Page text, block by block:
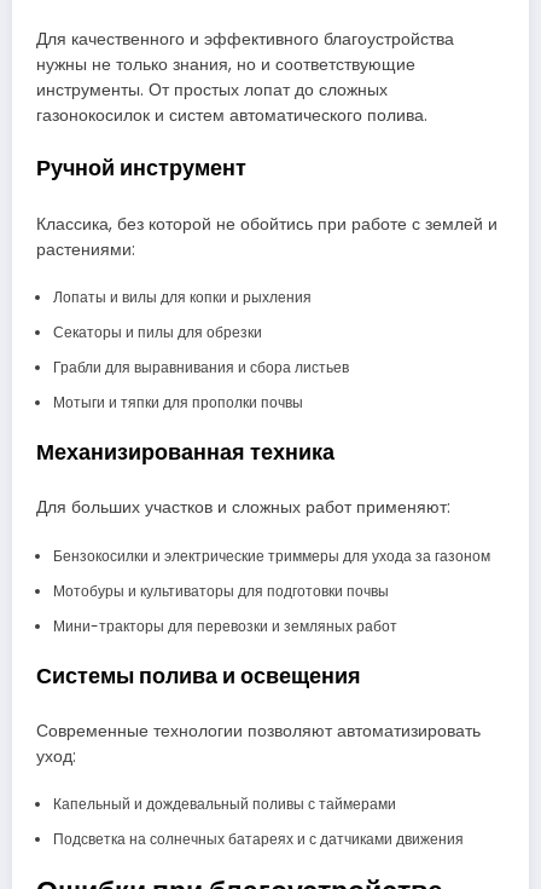
Для качественного и эффективного благоустройства
нужны не только знания, но и соответствующие
инструменты. От простых лопат до сложных
газонокосилок и систем автоматического полива.
Ручной инструмент
Классика, без которой не обойтись при работе с землей и
растениями:
Лопаты и вилы для копки и рыхления
Секаторы и пилы для обрезки
Грабли для выравнивания и сбора листьев
Мотыги и тяпки для прополки почвы
Механизированная техника
Для больших участков и сложных работ применяют:
Бензокосилки и электрические триммеры для ухода за газоном
Мотобуры и культиваторы для подготовки почвы
Мини-тракторы для перевозки и земляных работ
Системы полива и освещения
Современные технологии позволяют автоматизировать
уход:
Капельный и дождевальный поливы с таймерами
Подсветка на солнечных батареях и с датчиками движения